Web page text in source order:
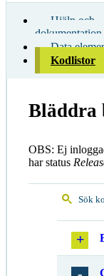
Hjälp och
dokumentation
Data
Kodlistor
Bläddra
OBS: Ej
har status
Sök